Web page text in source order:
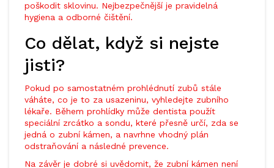
poškodit sklovinu. Nejbezpečnější je pravidelná
hygiena a odborné čištění.
Co dělat, když si nejste
jisti?
Pokud po samostatném prohlédnutí zubů stále
váháte, co je to za usazeninu, vyhledejte zubního
lékaře. Během prohlídky může dentista použít
speciální zrcátko a sondu, které přesně určí, zda se
jedná o zubní kámen, a navrhne vhodný plán
odstraňování a následné prevence.
Na závěr je dobré si uvědomit, že zubní kámen není